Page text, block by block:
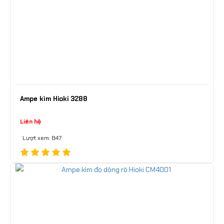
Ampe kìm Hioki 3288
Liên hệ
Lượt xem: 847